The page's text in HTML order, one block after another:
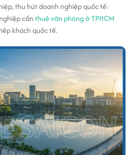
thu hút doanh nghiệp quốc tế:
cầnthuê văn phòng ở TPHCM
khách quốc tế.